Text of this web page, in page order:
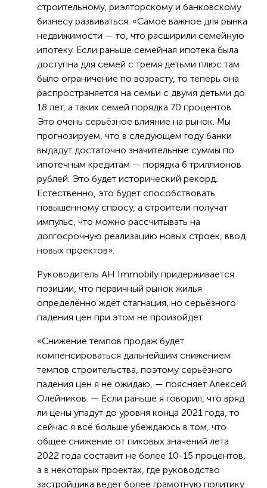
строительному, риэлторскому и банковскому
бизнесу развиваться: «Самое важное для рынка
недвижимости — то, что расширили семейную
ипотеку. Если раньше семейная ипотека была
доступна для семей с тремя детьми плюс там
было ограничение по возрасту, то теперь она
распространяется на семьи с двумя детьми до
18 лет, а таких семей порядка 70 процентов.
Это очень серьёзное влияние на рынок. Мы
прогнозируем, что в следующем году банки
выдадут достаточно значительные суммы по
ипотечным кредитам — порядка 6 триллионов
рублей. Это будет исторический рекорд.
Естественно, это будет способствовать
повышенному спросу, а строители получат
импульс, что можно рассчитывать на
долгосрочную реализацию новых строек, ввод
новых проектов».
Руководитель АН Immobily придерживается
позиции, что первичный рынок жилья
определённо ждёт стагнация, но серьёзного
падения цен при этом не произойдёт.
«Снижение темпов продаж будет
компенсироваться дальнейшим снижением
темпов строительства, поэтому серьёзного
падения цен я не ожидаю, — поясняет Алексей
Олейников. — Если раньше я говорил, что вряд
ли цены упадут до уровня конца 2021 года, то
сейчас я всё больше убеждаюсь в том, что
общее снижение от пиковых значений лета
2022 года составит не более 10-15 процентов,
а в некоторых проектах, где руководство
застройщика ведёт более грамотную политику